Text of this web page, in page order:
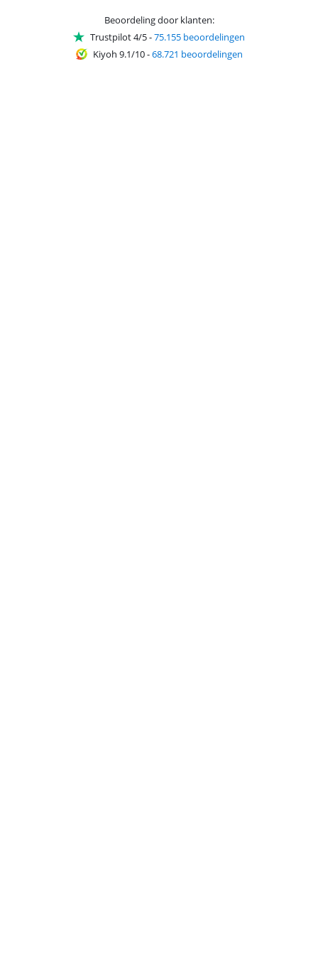
Beoordeling door klanten:
Trustpilot 4/5-75.155 beoordelingen
Kiyoh 9.1/10-68.721 beoordelingen